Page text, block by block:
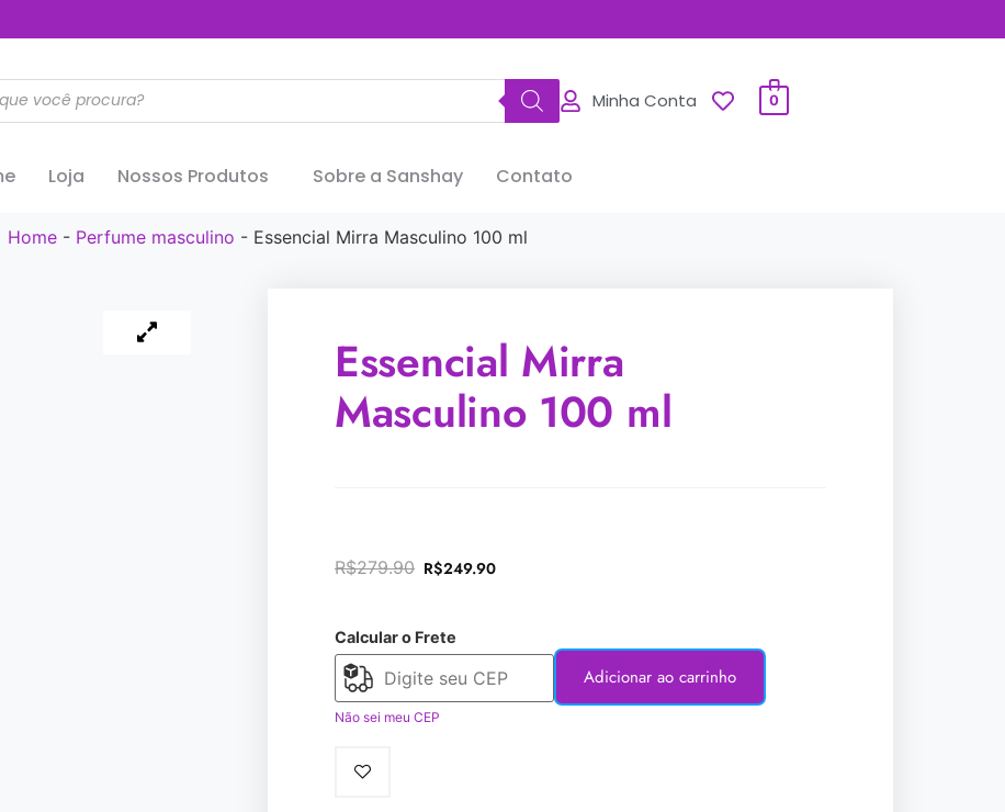
Minha Conta 0
Loja Nossos Produtos Sobre a Sanshay Contato
Home - Perfume masculino - Essencial Mirra Masculino 100 ml
Essencial Mirra
Masculino 100 ml
R$279.90 R$249.90
Calcular o Frete
Não sei meu CEP
Adicionar ao carrinho